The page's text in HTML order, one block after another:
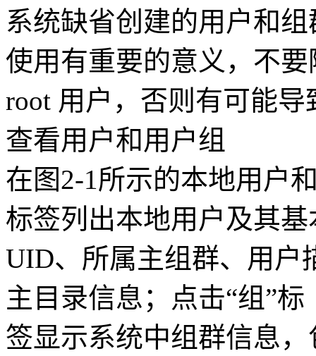
系统缺省创建的用户和
使用有重要的意义，不
root 用户，否则有可能
查看用户和用户组
在图2-1所示的本地用户
标签列出本地用户及其
UID、所属主组群、用户
主目录信息；点击“组”标
签显示系统中组群信息